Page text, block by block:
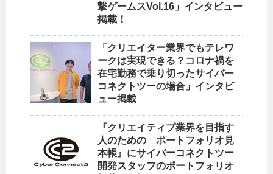
撃ゲームスVol.16」インタビュー
掲載！
「クリエイター業界でもテレワ
ークは実現できる？コロナ禍を
在宅勤務で乗り切ったサイバー
コネクトツーの場合」インタビ
ュー掲載
『クリエイティブ業界を目指す
人のための ポートフォリオ見
本帳』にサイバーコネクトツー
開発スタッフのポートフォリオ